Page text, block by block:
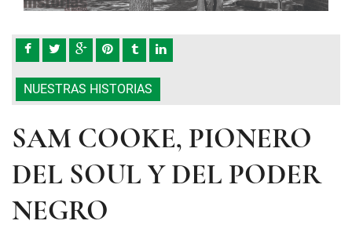
NUESTRAS HISTORIAS
SAM COOKE, PIONERO
DEL SOUL Y DEL PODER
NEGRO